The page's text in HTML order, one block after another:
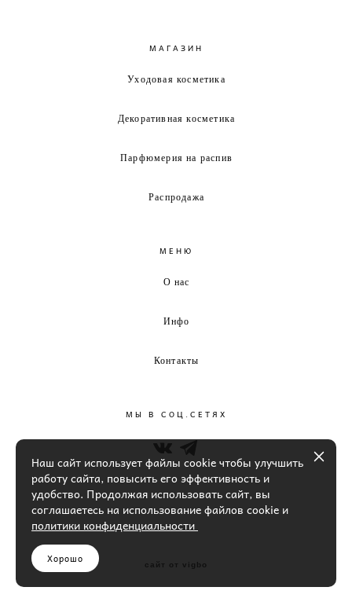
МАГАЗИН
Уходовая косметика
Декоративная косметика
Парфюмерия на распив
Распродажа
МЕНЮ
О нас
Инфо
Контакты
МЫ В СОЦ.СЕТЯХ
сайт от vigbo
Наш сайт использует файлы cookie чтобы улучшить
работу сайта, повысить его эффективность и
удобство. Продолжая использовать сайт, вы
соглашаетесь на использование файлов cookie и
политики конфиденциальности
Хорошо